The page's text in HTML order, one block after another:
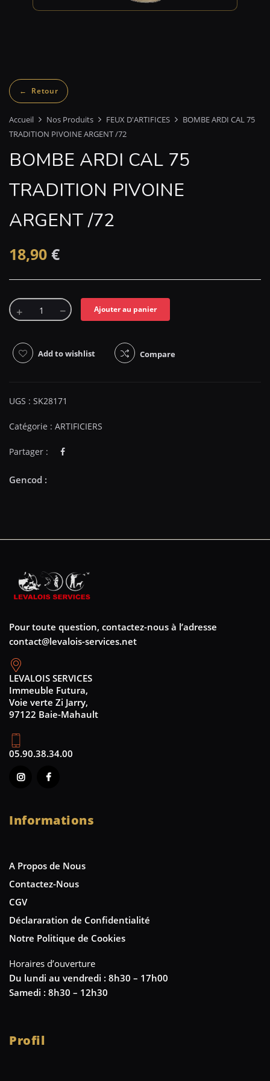
Accueil Nos Produits FEUX D'ARTIFICES
BOMBE ARDI CAL 75
TRADITION PIVOINE ARGENT /72
BOMBE ARDI CAL 75
TRADITION PIVOINE
ARGENT /72
18,90 €
Ajouter au panier
Add to wishlist Compare
UGS : SK28171
Catégorie : ARTIFICIERS
Partager :
Pour toute question, contactez-nous à l’adresse
contact@levalois-services.net
LEVALOIS SERVICES
Immeuble Futura,
Voie verte Zi Jarry,
97122 Baie-Mahault
05.90.38.34.00
Informations
A Propos de Nous
Contactez-Nous
CGV
Déclararation de Confidentialité
Notre Politique de Cookies
Horaires d’ouverture
Du lundi au vendredi : 8h30 – 17h00
Samedi : 8h30 – 12h30
Profil